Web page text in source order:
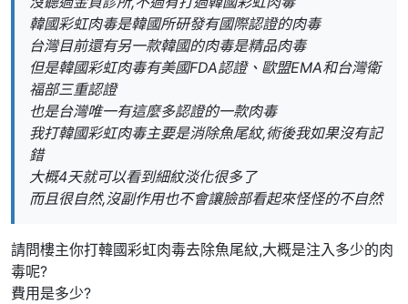
韓國彩虹肉毒是韓國所研發有國際認證的肉毒
台灣目前還有另一款韓國的肉毒是精品肉毒
但是韓國彩虹肉毒有美國FDA認證、歐盟EMA和台灣衛
福部三重認證
也是台灣唯一有這麼多認證的一款肉毒
我打韓國彩虹肉毒主要是消除魚尾紋,術後我如果沒有記
錯
大概4天就可以看到細紋淡化很多了
而且很自然,沒副作用也不會讓臉部看起來怪怪的不自然
請問樓主你打韓國彩虹肉毒去除魚尾紋,大概是注入多少的肉
毒呢?
費用是多少?